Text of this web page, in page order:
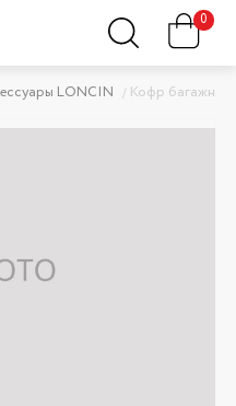
0
LONCIN Кофр багажный